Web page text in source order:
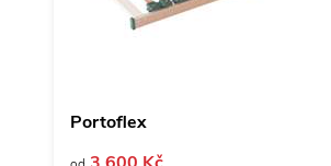
Portoflex